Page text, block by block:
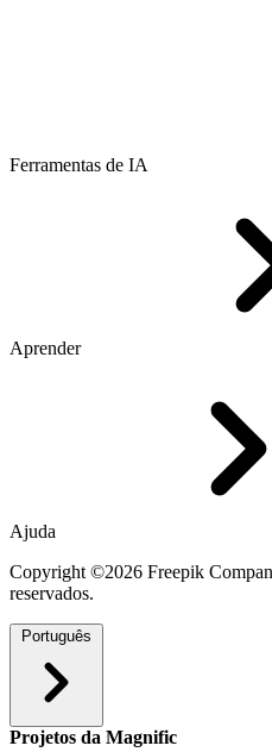
Ferramentas de IA
Aprender
Ajuda
Copyright ©2026 Freepik
reservados.
Português
Projetos da Magnific